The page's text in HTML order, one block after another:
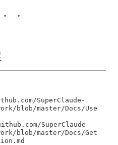
SuperClaude-
blob/master/Docs/Use
SuperClaude-
blob/master/Docs/Get